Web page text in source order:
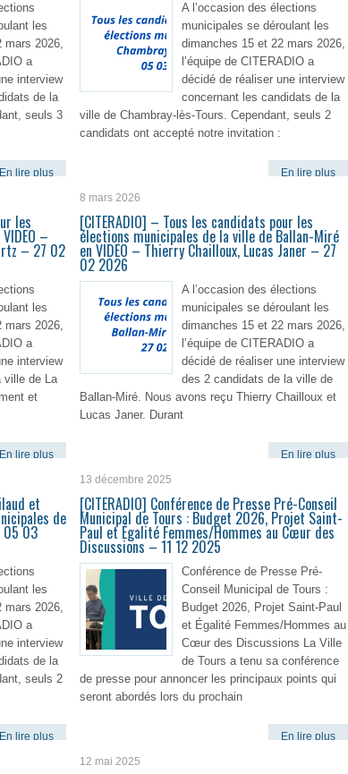
les
mars 2026,
a
interview
de la
seuls 3
En lire plus
A l’occasion des élections
municipales se déroulant les
dimanches 15 et 22 mars 2026,
l’équipe de CITERADIO a
décidé de réaliser une interview
concernant les candidats de la
ville de Chambray-lès-Tours. Cependant, seuls 2
candidats ont accepté notre invitation :
En lire plus
les
–
– 27 02
les
mars 2026,
a
interview
ville de La
et
En lire plus
8 mars 2026
[CITERADIO] – Tous les candidats pour les
élections municipales de la ville de Ballan-Miré
en VIDEO – Thierry Chailloux, Lucas Janer – 27
02 2026
A l’occasion des élections
municipales se déroulant les
dimanches 15 et 22 mars 2026,
l’équipe de CITERADIO a
décidé de réaliser une interview
des 2 candidats de la ville de
Ballan-Miré. Nous avons reçu Thierry Chailloux et
Lucas Janer. Durant
En lire plus
et
de
05 03
les
mars 2026,
a
interview
de la
seuls 2
En lire plus
13 décembre 2025
[CITERADIO] Conférence de Presse Pré-Conseil
Municipal de Tours : Budget 2026, Projet Saint-
Paul et Égalité Femmes/Hommes au Cœur des
Discussions – 11 12 2025
Conférence de Presse Pré-
Conseil Municipal de Tours :
Budget 2026, Projet Saint-Paul
et Égalité Femmes/Hommes au
Cœur des Discussions La Ville
de Tours a tenu sa conférence
de presse pour annoncer les principaux points qui
seront abordés lors du prochain
En lire plus
12 mai 2025